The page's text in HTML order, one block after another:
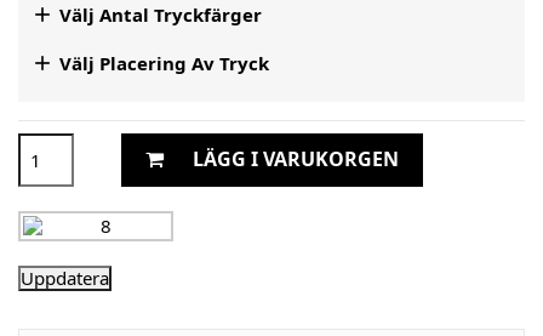
 Välj Antal Tryckfärger
 Välj Placering Av Tryck
LÄGG I VARUKORGEN